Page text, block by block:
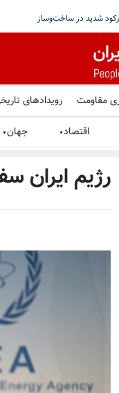
بسیار سختی خواهد خورد
مقاومت رویدادهای
اقتصاد▼ جهان▼
رژیم ایران